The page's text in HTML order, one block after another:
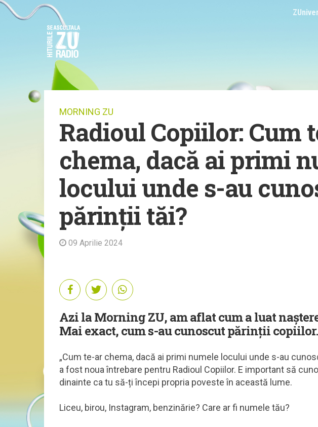
MORNING ZU
Radioul Copiilor: Cum
chema, dacă ai primi
locului unde s-au
părinții tăi?
09 Aprilie 2024
Azi la Morning ZU, am aflat cum a luat
Mai exact, cum s-au cunoscut părinții copiilor.
„Cum te-ar chema, dacă ai primi numele locului unde s-au
a fost noua întrebare pentru Radioul Copiilor. E important să
dinainte ca tu să-ți începi propria poveste în această lume.
Liceu, birou, Instagram, benzinărie? Care ar fi numele tău?